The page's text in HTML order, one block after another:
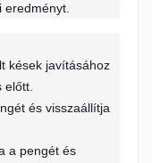
kések javításához
és visszaállítja
a pengét és